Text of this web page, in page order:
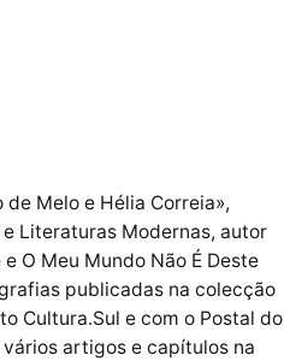
Melo e Hélia Correia»,
Literaturas Modernas, autor
O Meu Mundo Não É Deste
publicadas na colecção
Cultura.Sul e com o Postal do
artigos e capítulos na